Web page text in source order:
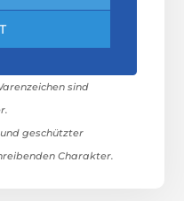
sind
geschützter
Charakter.